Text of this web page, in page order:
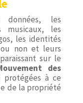
les
musicaux, les
les identités
ou non et leurs
sur le
des
à ce
de la propriété